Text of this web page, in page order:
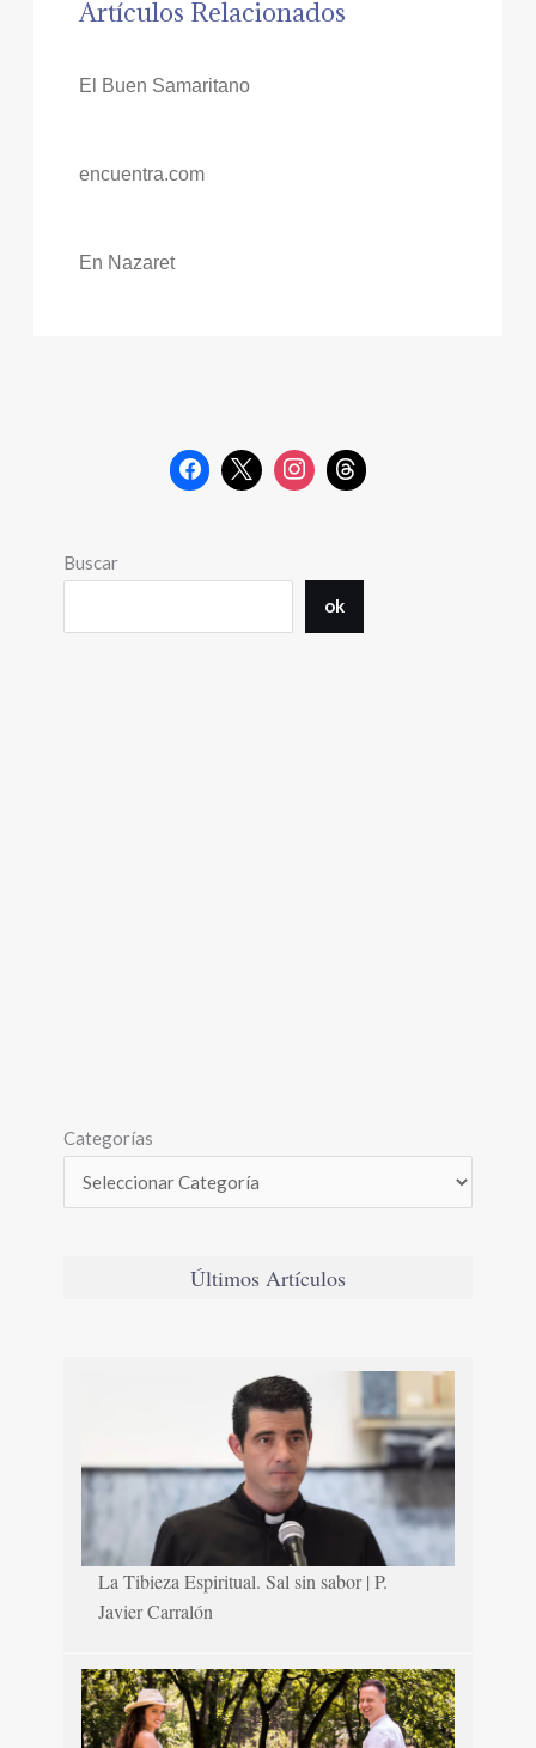
Artículos Relacionados
El Buen Samaritano
encuentra.com
En Nazaret
Buscar
ok
Categorías
Últimos Artículos
La Tibieza Espiritual. Sal sin sabor | P.
Javier Carralón